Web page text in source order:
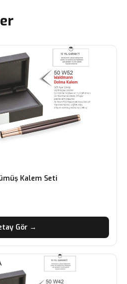
Kalem Seti
Gör →